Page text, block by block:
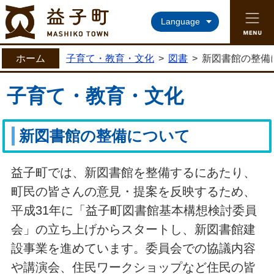
益子町ホームページ
Language
ホーム 子育て・教育・文化 > 図書 > 新図書館の整備
子育て・教育・文化
新図書館の整備について
益子町では、新図書館を整備するにあたり、
町民の皆さんの意見・提案を反映するため、
平成31年に「益子町図書館基本構想検討委員
会」の立ち上げからスタートし、新図書館建
設事業を進めています。委員会での協議内容
や講演会、住民ワークショップなど住民の皆